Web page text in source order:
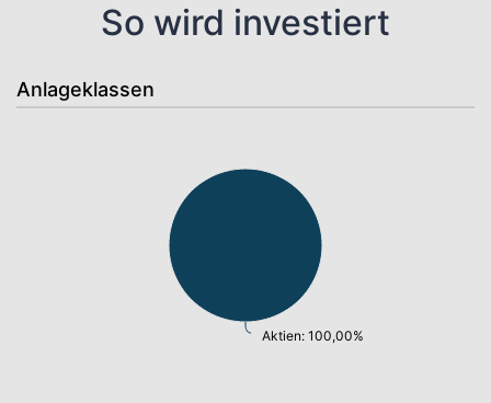
So wird investiert
Anlageklassen
Aktien: 100,00%